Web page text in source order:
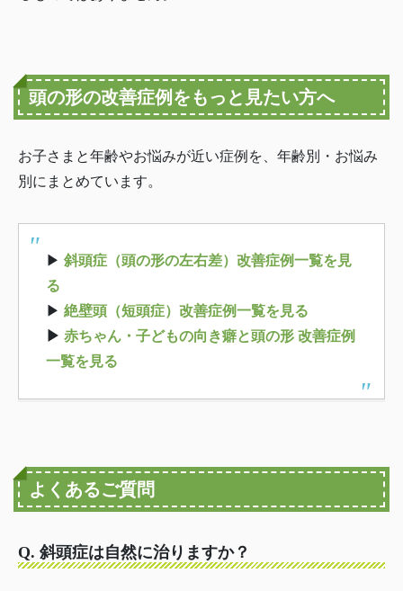
頭の形の改善症例をもっと見たい方へ
お子さまと年齢やお悩みが近い症例を、年齢別・お悩み
別にまとめています。
▶ 斜頭症（頭の形の左右差）改善症例一覧を見
る
▶ 絶壁頭（短頭症）改善症例一覧を見る
▶ 赤ちゃん・子どもの向き癖と頭の形 改善症例
一覧を見る
よくあるご質問
Q. 斜頭症は自然に治りますか？